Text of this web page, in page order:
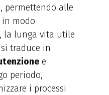
permettendo alle
in modo
la lunga vita utile
traduce in
e
periodo,
i processi